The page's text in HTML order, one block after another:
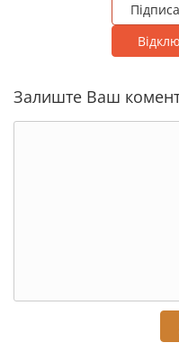
Залиште Ваш